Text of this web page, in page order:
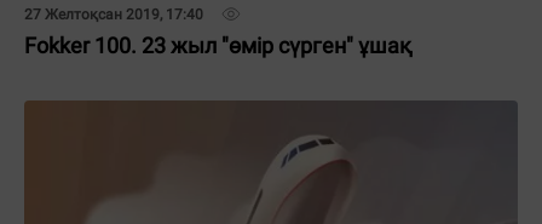
27 Желтоқсан 2019, 17:40
Fokker 100. 23 жыл "өмір сүрген" ұшақ